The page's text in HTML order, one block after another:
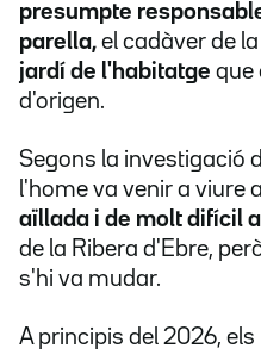
presumpte
parella, el cadàver de
jardí de l'habitatge que
d'origen.
Segons la investigació
l'home va venir a viure
aïllada i de molt difícil
de la Ribera d'Ebre,
s'hi va mudar.
A principis del 2026,